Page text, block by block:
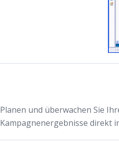
Planen und überwachen Sie
Kampagnenergebnisse direkt